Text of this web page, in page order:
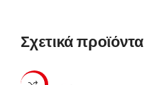
Σχετικά προϊόντα